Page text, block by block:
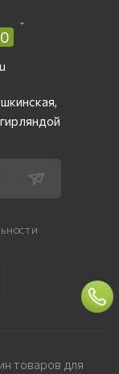
товаров для